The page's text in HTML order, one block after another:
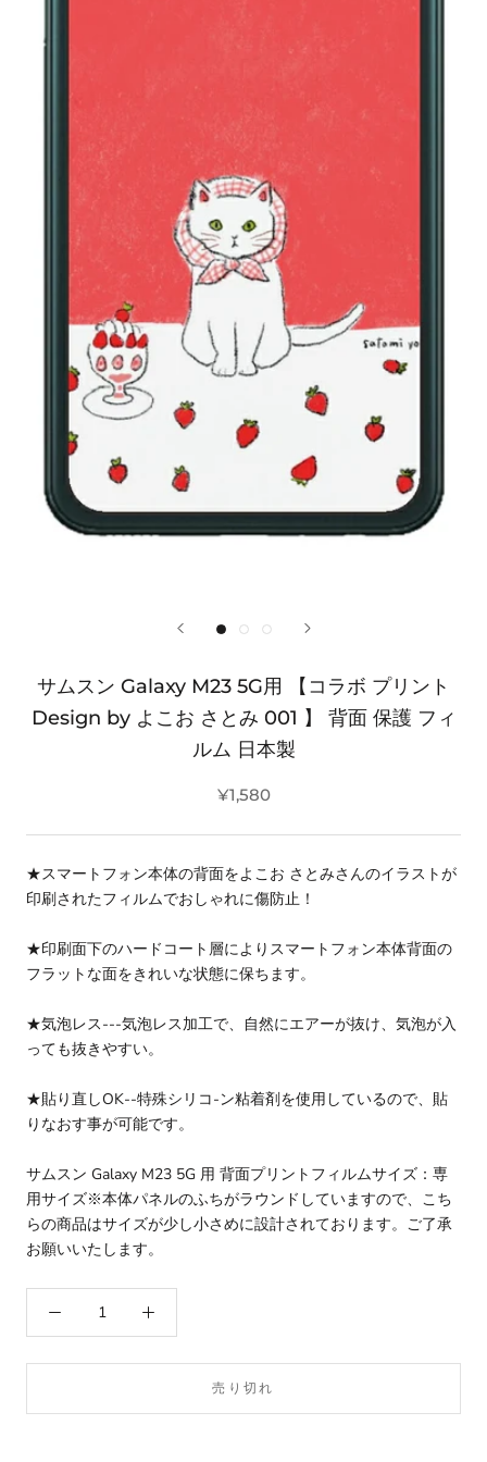
サムスン Galaxy M23 5G用 【コラボ プリント
Design by よこお さとみ 001 】 背面 保護 フィ
ルム 日本製
¥1,580
★スマートフォン本体の背面をよこお さとみさんのイラストが
印刷されたフィルムでおしゃれに傷防止！
★印刷面下のハードコート層によりスマートフォン本体背面の
フラットな面をきれいな状態に保ちます。
★気泡レス---気泡レス加工で、自然にエアーが抜け、気泡が入
っても抜きやすい。
★貼り直しOK--特殊シリコ-ン粘着剤を使用しているので、貼
りなおす事が可能です。
サムスン Galaxy M23 5G 用 背面プリントフィルムサイズ：専
用サイズ※本体パネルのふちがラウンドしていますので、こち
らの商品はサイズが少し小さめに設計されております。ご了承
お願いいたします。
売り切れ